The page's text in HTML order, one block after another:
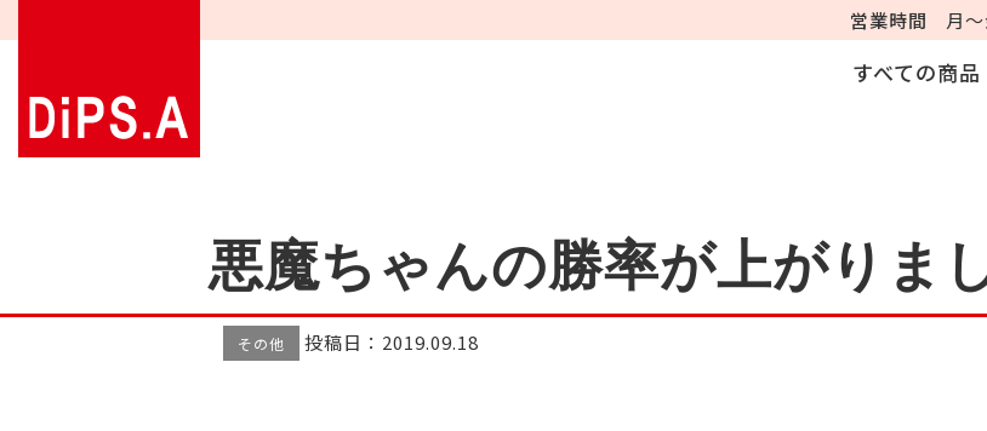
営業時間 月
すべての商品
悪魔ちゃんの勝率が上がりま
その他 投稿日：2019.09.18